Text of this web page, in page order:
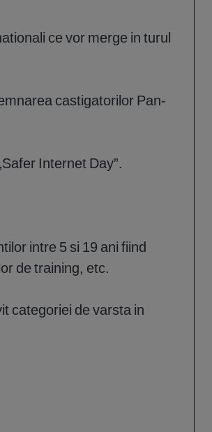
ce vor merge in turul
castigatorilor Pan-
Internet Day”.
intre 5 si 19 ani fiind
de training, etc.
categoriei de varsta in